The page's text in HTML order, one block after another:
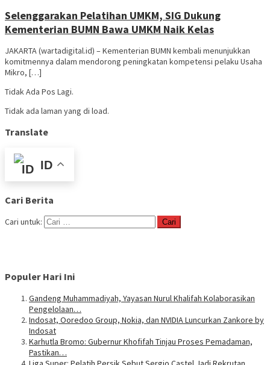
Selenggarakan Pelatihan UMKM, SIG Dukung
Kementerian BUMN Bawa UMKM Naik Kelas
JAKARTA (wartadigital.id) – Kementerian BUMN kembali menunjukkan
komitmennya dalam mendorong peningkatan kompetensi pelaku Usaha
Mikro, […]
Tidak Ada Pos Lagi.
Tidak ada laman yang di load.
Translate
ID
Cari Berita
Cari untuk:
Populer Hari Ini
Gandeng Muhammadiyah, Yayasan Nurul Khalifah Kolaborasikan
Pengelolaan…
Indosat, Ooredoo Group, Nokia, dan NVIDIA Luncurkan Zankore by
Indosat
Karhutla Bromo: Gubernur Khofifah Tinjau Proses Pemadaman,
Pastikan…